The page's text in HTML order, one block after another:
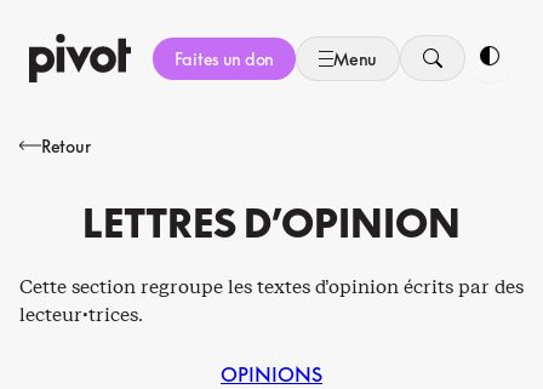
au
contenu
Faites un don Menu
Retour
LETTRES D’OPINION
Cette section regroupe les textes d’opinion écrits par des
lecteur·trices.
OPINIONS